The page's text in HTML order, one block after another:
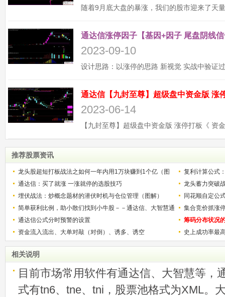
通达信涨停因子【基因+因子 尾盘阴线
2023-09-10
2023-06-14
推荐股票资讯
龙头股超短打板战法之如何一年内用1万块赚到1个亿（图
解）
复利计算公式
少？
通达信：买了就涨 一涨就停的选股技巧
龙头蓄力突破
的技巧（图解
埋伏战法：炒概念题材的潜伏时机与仓位管理（图解）
同花顺自定公
简单获利比例，助小散们找到小牛股－－通达信、大智慧通
用
集合竞价抓涨
通达信公式分时预警的设置
筹码分布状况
资金流入流出、大单对敲（对倒）、诱多、诱空
史上成功率最
相关说明
目前市场常用软件有通达信、大智慧等，
式有tn6、tne、tni，股票池格式为XML。